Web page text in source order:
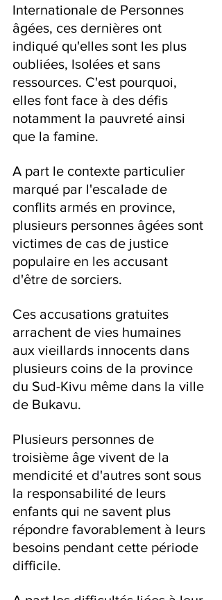
Internationale de Personnes
âgées, ces dernières ont
indiqué qu'elles sont les plus
oubliées, Isolées et sans
ressources. C'est pourquoi,
elles font face à des défis
notamment la pauvreté ainsi
que la famine.
A part le contexte particulier
marqué par l'escalade de
conflits armés en province,
plusieurs personnes âgées sont
victimes de cas de justice
populaire en les accusant
d'être de sorciers.
Ces accusations gratuites
arrachent de vies humaines
aux vieillards innocents dans
plusieurs coins de la province
du Sud-Kivu même dans la ville
de Bukavu.
Plusieurs personnes de
troisième âge vivent de la
mendicité et d'autres sont sous
la responsabilité de leurs
enfants qui ne savent plus
répondre favorablement à leurs
besoins pendant cette période
difficile.